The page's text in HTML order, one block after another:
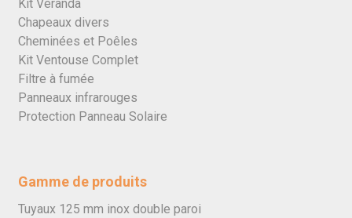
Kit Veranda
Chapeaux divers
Cheminées et Poêles
Kit Ventouse Complet
Filtre à fumée
Panneaux infrarouges
Protection Panneau Solaire
Gamme de produits
Tuyaux 125 mm inox double paroi